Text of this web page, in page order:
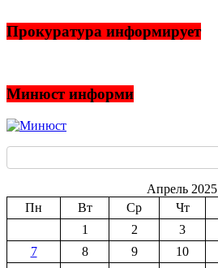
Прокуратура информирует
Минюст информи
Апрель 2025
Пн
Вт Ср Чт
1
2 3
7
8 9 10